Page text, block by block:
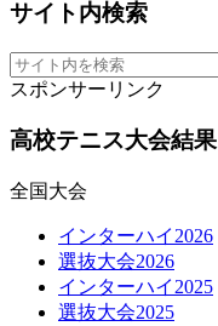
サイト内検索
スポンサーリンク
高校テニス大会結果
全国大会
インターハイ2026
選抜大会2026
インターハイ2025
選抜大会2025